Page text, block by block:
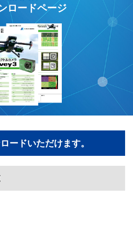
ロードページ
ードいただけます。